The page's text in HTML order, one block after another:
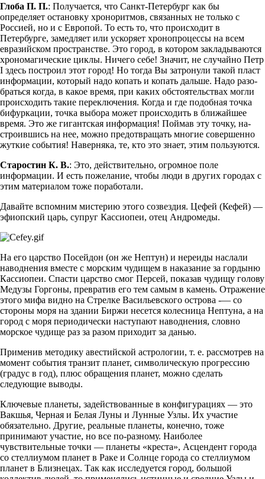
Глоба П. П.: Получается, что Санкт-Петербург как бы
определяет остановку хроноритмов, связанных не только с
Росси­ей, но и с Европой. То есть то, что происходит в
Петербурге, замедляет или ускоряет хронопроцессы на всем
евразийском пространстве. Это город, в котором закладываются
хрономагические циклы. Ничего себе! Значит, не случайно Петр
I здесь построил этот город! Но тогда Вы затронули такой пласт
информации, который надо копать и копать дальше. Надо разо­
браться когда, в какое время, при каких обстоятельствах могли
происходить такие переключения. Когда и где подобная точка
бифуркации, точка выбора может происходить в ближайшее
время. Это же гигантская информация! Поймав эту точку, на­
строившись на нее, можно предотвращать многие совершенно
жуткие события! Наверняка, те, кто это знает, этим пользуются.
Старостин К. В.: Это, действительно, огромное поле
информации. И есть пожелание, чтобы люди в других городах с
этим материалом тоже поработали.
Давайте вспомним мистерию этого созвездия. Цефей (Кефей) —
эфиопский царь, супруг Кассиопеи, отец Андромеды.
На его царство Посейдон (он же Нептун) и нереиды наслали
наводнения вместе с морским чудищем в наказание за гордыню
Кассиопеи. Спасти царство смог Персей, показав чудищу голову
Медузы Горгоны, превратив его тем самым в камень. Отражение
этого мифа видно на Стрелке Васильевского острова -— со
стороны моря на здании Биржи несется колесница Нептуна, а на
город с моря периодически наступают наводнения, словно
морское чудище раз за разом приходит за данью.
Применив методику авестийской астрологии, т. е. рассмотрев на
момент события транзит планет, символическую про­грессию
(градус в год), плюс обращения планет, можно сделать
следующие выводы.
Ключевые планеты, задействованные в конфигурациях — это
Вакшья, Черная и Белая Луны и Лунные Узлы. Их участие
обязательно. Другие, реальные планеты, конечно, тоже
принимают участие, но все по-разному. Наиболее
чувствительные точки — планеты «креста», Асцендент города
со стеллиумом планет в Раке и Солнце города со стеллиумом
планет в Близне­цах. Так как исследуется город, большой